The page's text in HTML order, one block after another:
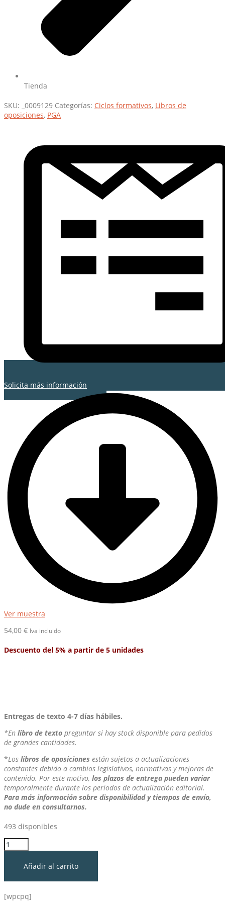
Tienda
SKU: _0009129 Categorías: Ciclos formativos, Libros de
oposiciones, PGA
Solicita más información
Ver muestra
54,00 € Iva incluido
Descuento del 5% a partir de 5 unidades
Entregas de texto 4-7 días hábiles.
*En libro de texto preguntar si hay stock disponible para pedidos
de grandes cantidades.
*Los libros de oposiciones están sujetos a actualizaciones
constantes debido a cambios legislativos, normativas y mejoras de
contenido. Por este motivo, los plazos de entrega pueden variar
temporalmente durante los periodos de actualización editorial.
Para más información sobre disponibilidad y tiempos de envío,
no dude en consultarnos.
493 disponibles
Temari
Processos
Administrativa
I
Añadir al carrito
[wpcpq]